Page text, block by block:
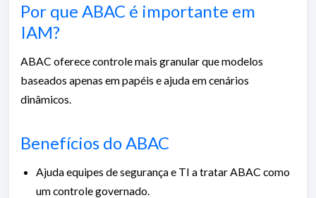
Por que ABAC é importante em
IAM?
ABAC oferece controle mais granular que modelos
baseados apenas em papéis e ajuda em cenários
dinâmicos.
Benefícios do ABAC
Ajuda equipes de segurança e TI a tratar ABAC como
um controle governado.